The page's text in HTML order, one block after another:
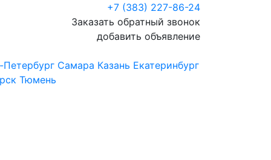
+7 (383) 227-86-24
Заказать обратный звонок
добавить объявление
Петербург Самара Казань Екатеринбург
Тюмень